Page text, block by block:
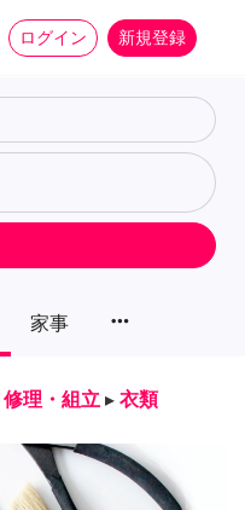
ログイン 新規登録
家事 more_horiz
修理・組立 ▸ 衣類